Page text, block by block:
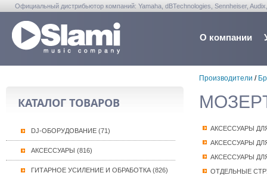
Официальный дистрибьютор компаний: Yamaha, dBTechnologies, Sennheiser,
О компании
КАТАЛОГ ТОВАРОВ
DJ-ОБОРУДОВАНИЕ (71)
АКСЕССУАРЫ (816)
ГИТАРНОЕ УСИЛЕНИЕ И ОБРАБОТКА (826)
Производители /
АКСЕССУАРЫ
АКСЕССУАРЫ
АКСЕССУАРЫ
ОТДЕЛЬНЫЕ